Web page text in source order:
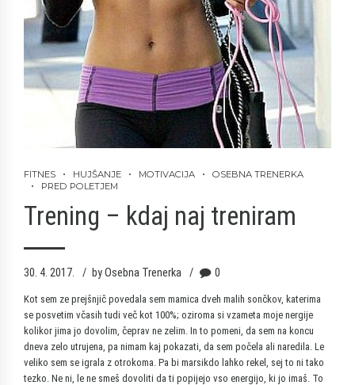
FITNES HUJŠANJE MOTIVACIJA
OSEBNA TRENERKA
PRED POLETJEM
Trening – kdaj naj treniram
30. 4. 2017. by Osebna Trenerka 0
Kot sem ze prejšnjič povedala sem mamica dveh malih sončkov, katerima
se posvetim včasih tudi več kot 100%; oziroma si vzameta moje nergije
kolikor jima jo dovolim, čeprav ne zelim. In to pomeni, da sem na koncu
dneva zelo utrujena, pa nimam kaj pokazati, da sem počela ali naredila. Le
veliko sem se igrala z otrokoma. Pa bi marsikdo lahko rekel, sej to ni tako
tezko. Ne ni, le ne smeš dovoliti da ti popijejo vso energijo, ki jo imaš. To